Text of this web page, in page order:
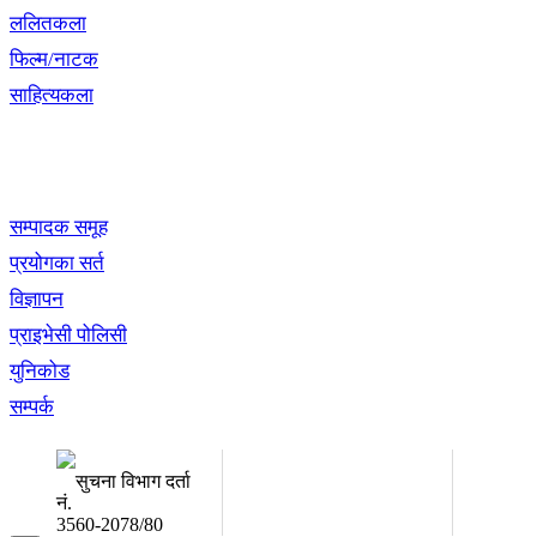
ललितकला
फिल्म/नाटक
साहित्यकला
सम्पादक समूह
प्रयोगका सर्त
विज्ञापन
प्राइभेसी पोलिसी
युनिकोड
सम्पर्क
सुचना विभाग दर्ता
नं.
3560-2078/80